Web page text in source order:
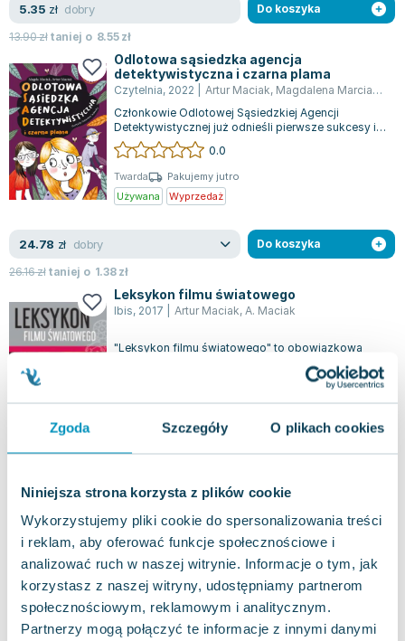
Zgoda Szczegóły O plikach cookies
Niniejsza strona korzysta z plików cookie
Wykorzystujemy pliki cookie do spersonalizowania treści
i reklam, aby oferować funkcje społecznościowe i
analizować ruch w naszej witrynie. Informacje o tym, jak
korzystasz z naszej witryny, udostępniamy partnerom
społecznościowym, reklamowym i analitycznym.
Partnerzy mogą połączyć te informacje z innymi danymi
Barbara Wrzesińska
Terry Pratchett
Virginia Woolf
Lorraine Warren
Ajahn Brahm
Lucinda Riley
Jacek Walkiewicz
5.35 zł dobry
13.90złtaniej o 8.55zł
Do koszyka
Odlotowa sąsiedzka agencja
detektywistyczna i czarna plama
Czytelnia, 2022 Artur Maciak, Magdalena Marciak ,
Członkowie Odlotowej Sąsiedzkiej Agencji
Detektywistycznej już odnieśli pierwsze sukcesy i z
niecierpliwością czekają na pełne prz...
0.0
Twarda
Pakujemy jutro
Używana
Wyprzedaż
24.78 zł dobry
26.16złtaniej o 1.38zł
Do koszyka
Leksykon filmu światowego
Ibis, 2017 Artur Maciak, A. Maciak
"Leksykon filmu światowego" to obowiązkowa
pozycja dla każdego fana kinematografii.
Publikacja przybliża nam sylwetki kilku wybitn...